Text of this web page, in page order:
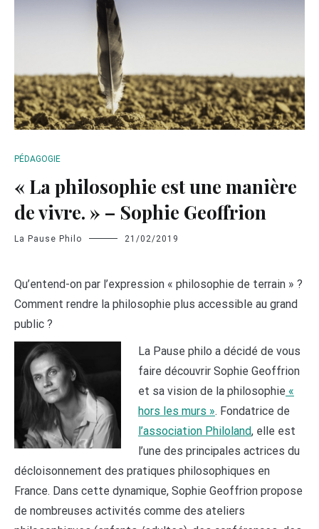
PÉDAGOGIE
« La philosophie est une manière
de vivre. » – Sophie Geoffrion
La Pause Philo 21/02/2019
Qu’entend-on par l’expression « philosophie de terrain » ?
Comment rendre la philosophie plus accessible au grand
public ?
La Pause philo a décidé de vous
faire découvrir Sophie Geoffrion
et sa vision de la philosophie «
hors les murs ». Fondatrice de
l’association Philoland, elle est
l’une des principales actrices du
décloisonnement des pratiques philosophiques en
France. Dans cette dynamique, Sophie Geoffrion propose
de nombreuses activités comme des ateliers